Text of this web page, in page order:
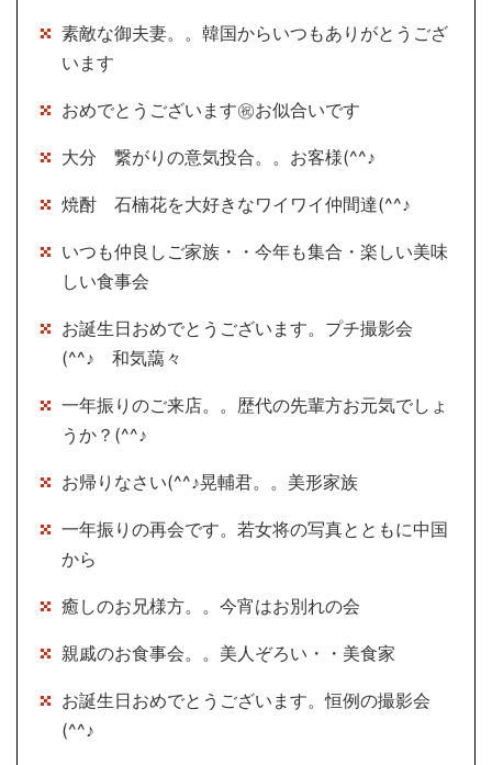
素敵な御夫妻。。韓国からいつもありがとうござ
います
おめでとうございます㊗お似合いです
大分 繋がりの意気投合。。お客様(^^♪
焼酎 石楠花を大好きなワイワイ仲間達(^^♪
いつも仲良しご家族・・今年も集合・楽しい美味
しい食事会
お誕生日おめでとうございます。プチ撮影会
(^^♪ 和気藹々
一年振りのご来店。。歴代の先輩方お元気でしょ
うか？(^^♪
お帰りなさい(^^♪晃輔君。。美形家族
一年振りの再会です。若女将の写真とともに中国
から
癒しのお兄様方。。今宵はお別れの会
親戚のお食事会。。美人ぞろい・・美食家
お誕生日おめでとうございます。恒例の撮影会
(^^♪